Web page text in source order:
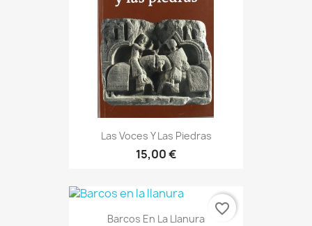
Las Voces Y Las Piedras
15,00 €
Barcos En La Llanura
favorite_border